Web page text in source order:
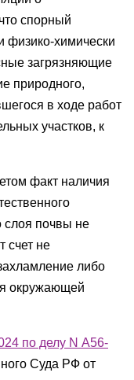
спорный
физико-химически
загрязняющие
природного,
в ходе работ
участков, к
факт наличия
слоя почвы не
счет не
либо
окружающей
по делу N А56-
Суда РФ от